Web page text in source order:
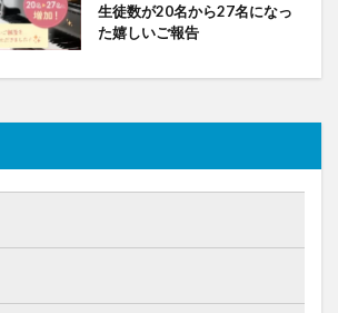
生徒数が20名から27名になっ
た嬉しいご報告